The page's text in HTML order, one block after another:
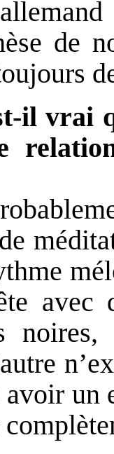
de
il vrai
avec
noires,
un